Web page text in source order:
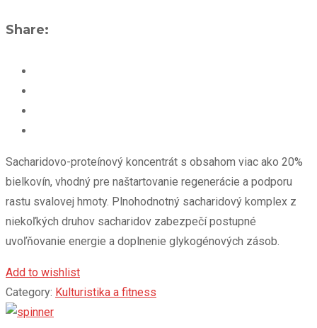
Share:
Sacharidovo-proteínový koncentrát s obsahom viac ako 20%
bielkovín, vhodný pre naštartovanie regenerácie a podporu
rastu svalovej hmoty. Plnohodnotný sacharidový komplex z
niekoľkých druhov sacharidov zabezpečí postupné
uvoľňovanie energie a doplnenie glykogénových zásob.
Add to wishlist
Category: Kulturistika a fitness